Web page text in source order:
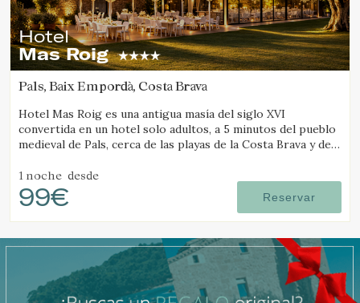
Hotel
Mas Roig
Pals, Baix Empordà, Costa Brava
Hotel Mas Roig es una antigua masía del siglo XVI
convertida en un hotel solo adultos, a 5 minutos del pueblo
medieval de Pals, cerca de las playas de la Costa Brava y de
1 noche desde
99€ Reservar